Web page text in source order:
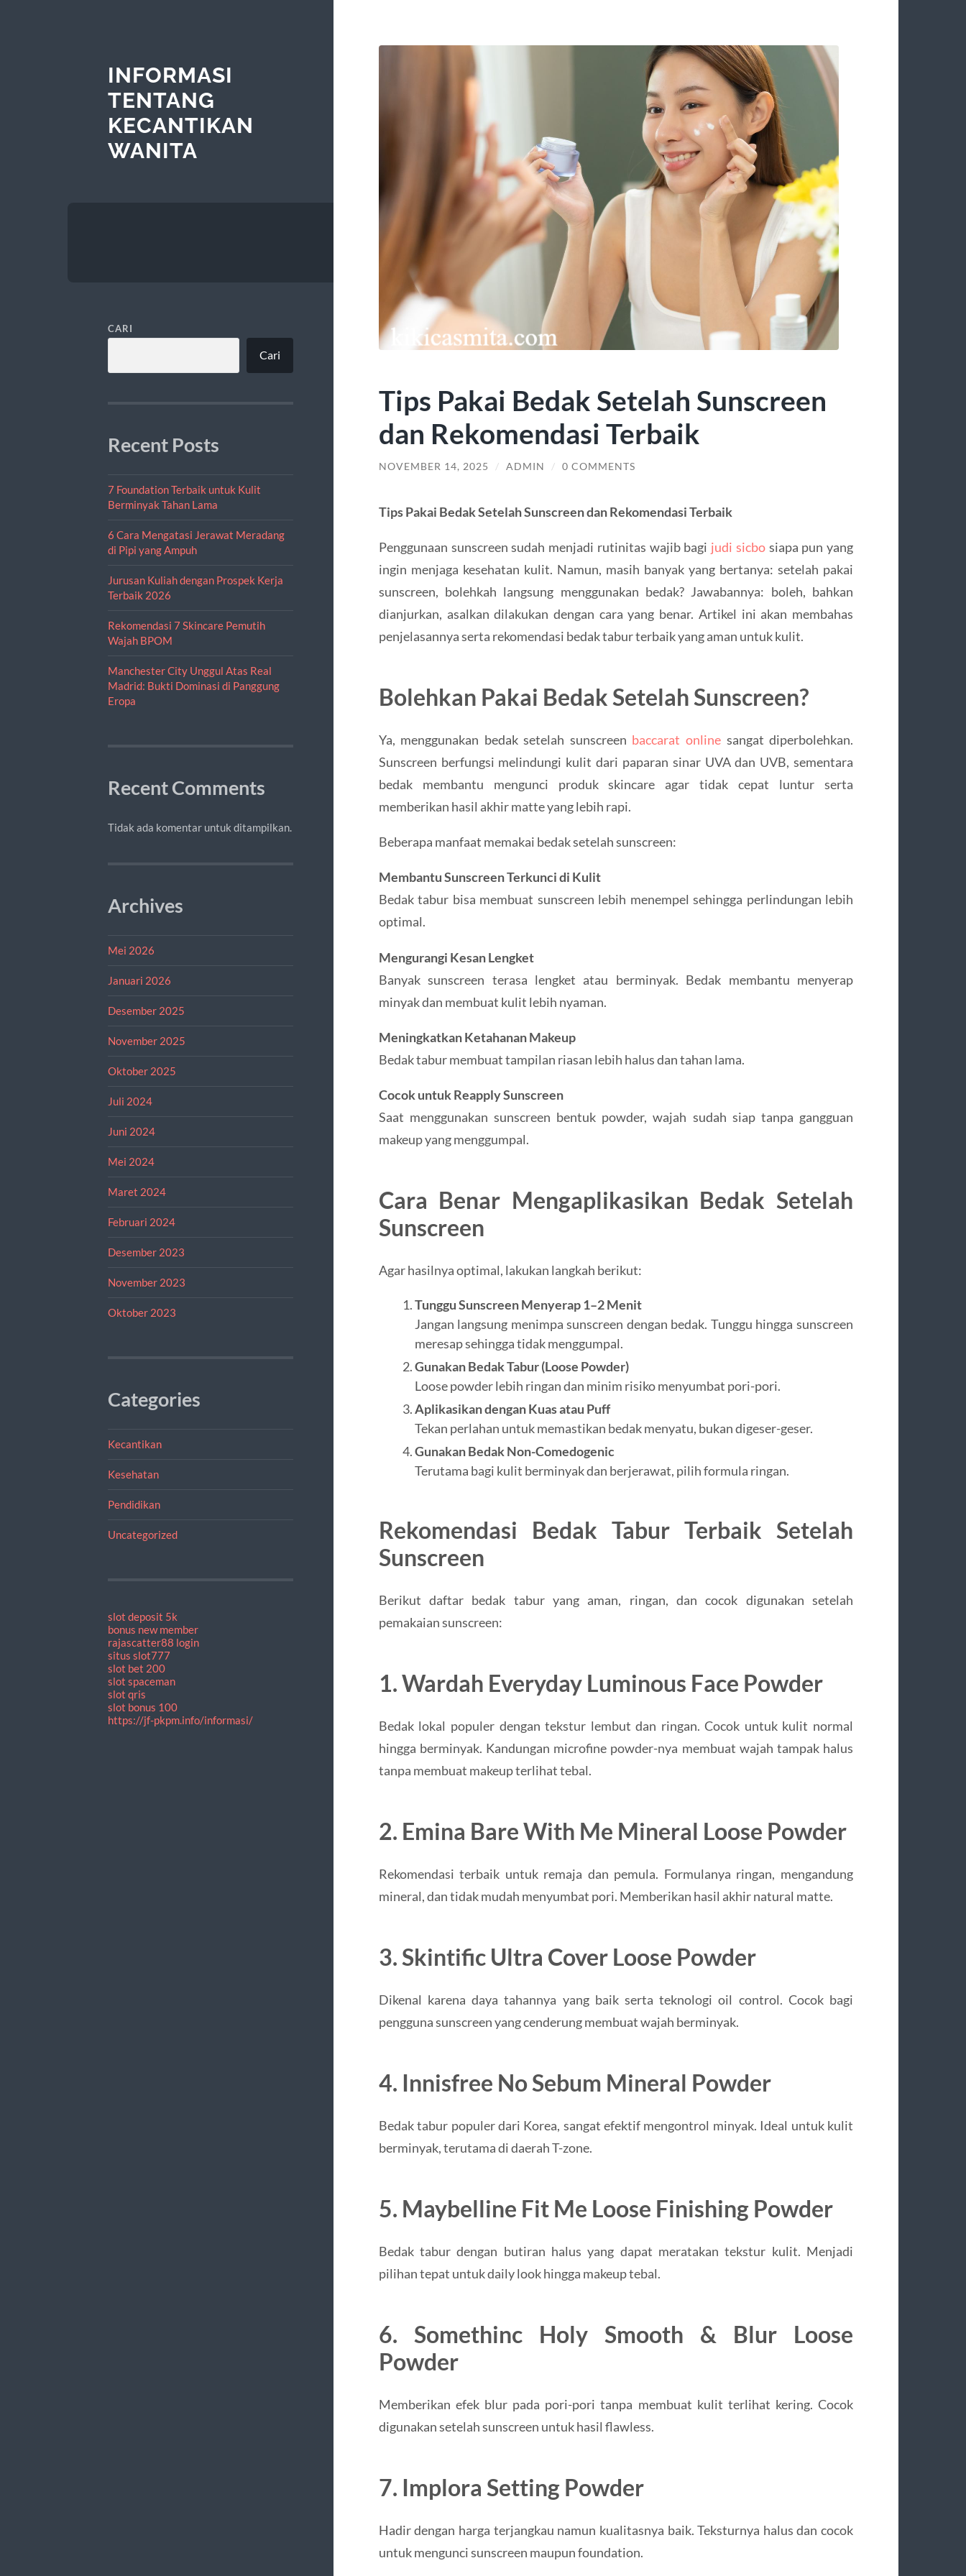
INFORMASI
TENTANG
KECANTIKAN
WANITA
CARI
Cari
Recent Posts
7 Foundation Terbaik untuk Kulit
Berminyak Tahan Lama
6 Cara Mengatasi Jerawat Meradang
di Pipi yang Ampuh
Jurusan Kuliah dengan Prospek Kerja
Terbaik 2026
Rekomendasi 7 Skincare Pemutih
Wajah BPOM
Manchester City Unggul Atas Real
Madrid: Bukti Dominasi di Panggung
Eropa
Recent Comments
Tidak ada komentar untuk ditampilkan.
Archives
Mei 2026
Januari 2026
Desember 2025
November 2025
Oktober 2025
Juli 2024
Juni 2024
Mei 2024
Maret 2024
Februari 2024
Desember 2023
November 2023
Oktober 2023
Categories
Kecantikan
Kesehatan
Pendidikan
Uncategorized
slot deposit 5k
bonus new member
rajascatter88 login
situs slot777
slot bet 200
slot spaceman
slot qris
slot bonus 100
https://jf-pkpm.info/informasi/
Tips Pakai Bedak Setelah Sunscreen
dan Rekomendasi Terbaik
NOVEMBER 14, 2025 / ADMIN / 0 COMMENTS
Tips Pakai Bedak Setelah Sunscreen dan Rekomendasi Terbaik
Penggunaan sunscreen sudah menjadi rutinitas wajib bagi judi sicbosiapa pun yang
ingin menjaga kesehatan kulit. Namun, masih banyak yang bertanya: setelah pakai
sunscreen, bolehkah langsung menggunakan bedak? Jawabannya: boleh, bahkan
dianjurkan, asalkan dilakukan dengan cara yang benar. Artikel ini akan membahas
penjelasannya serta rekomendasi bedak tabur terbaik yang aman untuk kulit.
Bolehkan Pakai Bedak Setelah Sunscreen?
Ya, menggunakan bedak setelah sunscreen baccarat onlinesangat diperbolehkan.
Sunscreen berfungsi melindungi kulit dari paparan sinar UVA dan UVB, sementara
bedak membantu mengunci produk skincare agar tidak cepat luntur serta
memberikan hasil akhir matte yang lebih rapi.
Beberapa manfaat memakai bedak setelah sunscreen:
Membantu Sunscreen Terkunci di Kulit
Bedak tabur bisa membuat sunscreen lebih menempel sehingga perlindungan lebih
optimal.
Mengurangi Kesan Lengket
Banyak sunscreen terasa lengket atau berminyak. Bedak membantu menyerap
minyak dan membuat kulit lebih nyaman.
Meningkatkan Ketahanan Makeup
Bedak tabur membuat tampilan riasan lebih halus dan tahan lama.
Cocok untuk Reapply Sunscreen
Saat menggunakan sunscreen bentuk powder, wajah sudah siap tanpa gangguan
makeup yang menggumpal.
Cara Benar Mengaplikasikan Bedak Setelah
Sunscreen
Agar hasilnya optimal, lakukan langkah berikut:
Tunggu Sunscreen Menyerap 1–2 Menit
Jangan langsung menimpa sunscreen dengan bedak. Tunggu hingga sunscreen
meresap sehingga tidak menggumpal.
Gunakan Bedak Tabur (Loose Powder)
Loose powder lebih ringan dan minim risiko menyumbat pori-pori.
Aplikasikan dengan Kuas atau Puff
Tekan perlahan untuk memastikan bedak menyatu, bukan digeser-geser.
Gunakan Bedak Non-Comedogenic
Terutama bagi kulit berminyak dan berjerawat, pilih formula ringan.
Rekomendasi Bedak Tabur Terbaik Setelah
Sunscreen
Berikut daftar bedak tabur yang aman, ringan, dan cocok digunakan setelah
pemakaian sunscreen:
1. Wardah Everyday Luminous Face Powder
Bedak lokal populer dengan tekstur lembut dan ringan. Cocok untuk kulit normal
hingga berminyak. Kandungan microfine powder-nya membuat wajah tampak halus
tanpa membuat makeup terlihat tebal.
2. Emina Bare With Me Mineral Loose Powder
Rekomendasi terbaik untuk remaja dan pemula. Formulanya ringan, mengandung
mineral, dan tidak mudah menyumbat pori. Memberikan hasil akhir natural matte.
3. Skintific Ultra Cover Loose Powder
Dikenal karena daya tahannya yang baik serta teknologi oil control. Cocok bagi
pengguna sunscreen yang cenderung membuat wajah berminyak.
4. Innisfree No Sebum Mineral Powder
Bedak tabur populer dari Korea, sangat efektif mengontrol minyak. Ideal untuk kulit
berminyak, terutama di daerah T-zone.
5. Maybelline Fit Me Loose Finishing Powder
Bedak tabur dengan butiran halus yang dapat meratakan tekstur kulit. Menjadi
pilihan tepat untuk daily look hingga makeup tebal.
6. Somethinc Holy Smooth & Blur Loose
Powder
Memberikan efek blur pada pori-pori tanpa membuat kulit terlihat kering. Cocok
digunakan setelah sunscreen untuk hasil flawless.
7. Implora Setting Powder
Hadir dengan harga terjangkau namun kualitasnya baik. Teksturnya halus dan cocok
untuk mengunci sunscreen maupun foundation.